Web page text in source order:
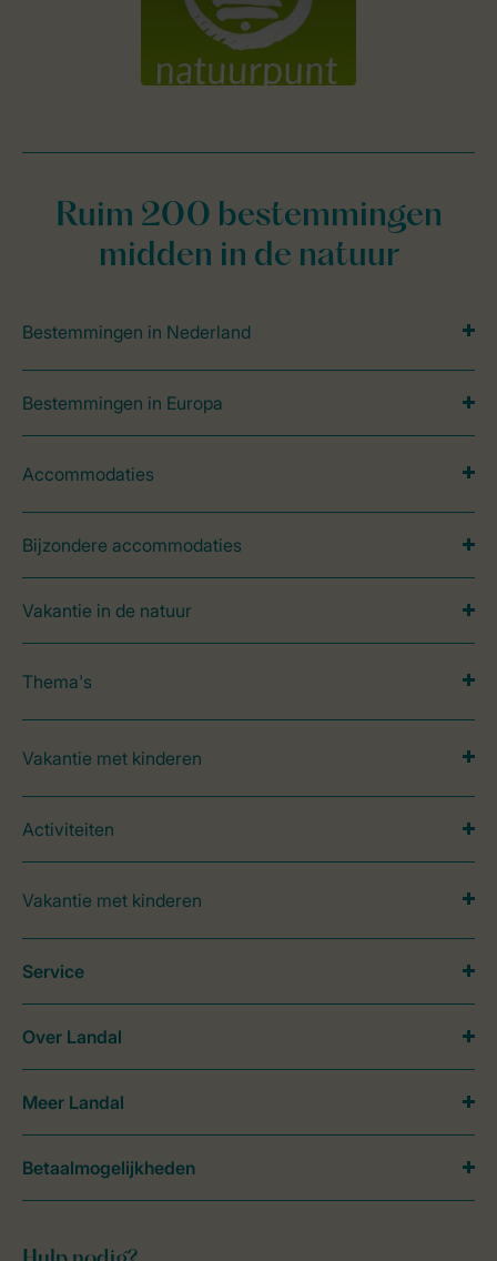
Ruim 200 bestemmingen
midden in de natuur
Bestemmingen in Nederland
Bestemmingen in Europa
Accommodaties
Bijzondere accommodaties
Vakantie in de natuur
Thema's
Vakantie met kinderen
Activiteiten
Vakantie met kinderen
Service
Over Landal
Meer Landal
Betaalmogelijkheden